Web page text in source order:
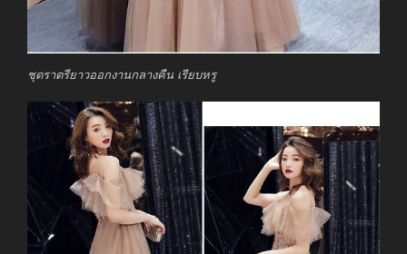
ชุดราตรียาวออกงานกลางคืน เรียบหรู